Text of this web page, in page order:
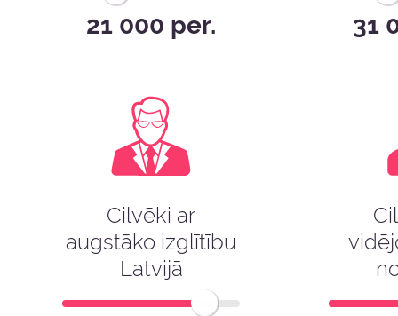
21 000 per. 31
Cilvēki ar
augstāko izglītību
Latvijā